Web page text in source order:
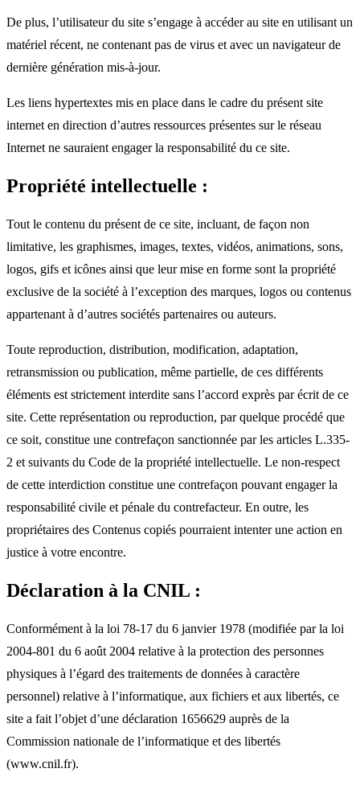
De plus, l’utilisateur du site s’engage à accéder au site en utilisant un
matériel récent, ne contenant pas de virus et avec un navigateur de
dernière génération mis-à-jour.
Les liens hypertextes mis en place dans le cadre du présent site
internet en direction d’autres ressources présentes sur le réseau
Internet ne sauraient engager la responsabilité du ce site.
Propriété intellectuelle :
Tout le contenu du présent de ce site, incluant, de façon non
limitative, les graphismes, images, textes, vidéos, animations, sons,
logos, gifs et icônes ainsi que leur mise en forme sont la propriété
exclusive de la société à l’exception des marques, logos ou contenus
appartenant à d’autres sociétés partenaires ou auteurs.
Toute reproduction, distribution, modification, adaptation,
retransmission ou publication, même partielle, de ces différents
éléments est strictement interdite sans l’accord exprès par écrit de ce
site. Cette représentation ou reproduction, par quelque procédé que
ce soit, constitue une contrefaçon sanctionnée par les articles L.335-
2 et suivants du Code de la propriété intellectuelle. Le non-respect
de cette interdiction constitue une contrefaçon pouvant engager la
responsabilité civile et pénale du contrefacteur. En outre, les
propriétaires des Contenus copiés pourraient intenter une action en
justice à votre encontre.
Déclaration à la CNIL :
Conformément à la loi 78-17 du 6 janvier 1978 (modifiée par la loi
2004-801 du 6 août 2004 relative à la protection des personnes
physiques à l’égard des traitements de données à caractère
personnel) relative à l’informatique, aux fichiers et aux libertés, ce
site a fait l’objet d’une déclaration 1656629 auprès de la
Commission nationale de l’informatique et des libertés
(www.cnil.fr).